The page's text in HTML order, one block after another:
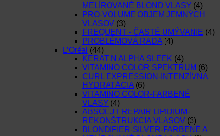
MELÍROVANÉ BLOND VLASY (4)
PRO-VOLUME OBJEM JEMNÝCH
VLASOV (3)
FREQUENT - ČASTÉ UMÝVANIE (4)
PROBLÉMOVÁ RADA (4)
L’Oréal (44)
KERATIN ALPHA SLEEK (4)
VITAMINO COLOR SPEKTRUM (6)
CURL EXPRESSION-INTENZÍVNA
HYDRATÁCIA (6)
VITAMINO COLOR-FARBENÉ
VLASY (4)
ABSOLUT REPAIR LIPIDIUM-
REKONŠTRUKCIA VLASOV (3)
BLONDIFIER-SILVER-FARBENÉ A